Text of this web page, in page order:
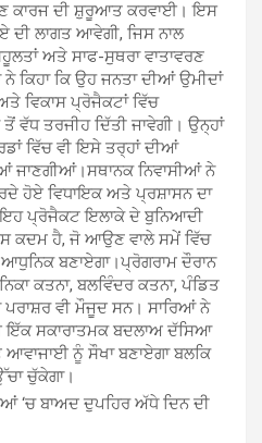
ਕਾਰਜ ਦੀ ਸ਼ੁਰੂਆਤ ਕਰਵਾਈ। ਇਸ
ਦੀ ਲਾਗਤ ਆਵੇਗੀ, ਜਿਸ ਨਾਲ
ਅਤੇ ਸਾਫ-ਸੁਥਰਾ ਵਾਤਾਵਰਣ
ਕਿਹਾ ਕਿ ਉਹ ਜਨਤਾ ਦੀਆਂ ਉਮੀਦਾਂ
ਵਿਕਾਸ ਪ੍ਰੋਜੈਕਟਾਂ ਵਿੱਚ
ਵੱਧ ਤਰਜੀਹ ਦਿੱਤੀ ਜਾਵੇਗੀ। ਉਨ੍ਹਾਂ
ਵਿੱਚ ਵੀ ਇਸੇ ਤਰ੍ਹਾਂ ਦੀਆਂ
ਜਾਣਗੀਆਂ।ਸਥਾਨਕ ਨਿਵਾਸੀਆਂ ਨੇ
ਹੋਏ ਵਿਧਾਇਕ ਅਤੇ ਪ੍ਰਸ਼ਾਸਨ ਦਾ
ਇਹ ਪ੍ਰੋਜੈਕਟ ਇਲਾਕੇ ਦੇ ਬੁਨਿਆਦੀ
ਕਦਮ ਹੈ, ਜੋ ਆਉਣ ਵਾਲੇ ਸਮੇਂ ਵਿੱਚ
ਬਣਾਏਗਾ।ਪ੍ਰੋਗਰਾਮ ਦੌਰਾਨ
ਕਤਨਾ, ਬਲਵਿੰਦਰ ਕਤਨਾ, ਪੰਡਿਤ
ਪਰਾਸ਼ਰ ਵੀ ਮੌਜੂਦ ਸਨ। ਸਾਰਿਆਂ ਨੇ
ਸਕਾਰਾਤਮਕ ਬਦਲਾਅ ਦੱਸਿਆ
ਨੂੰ ਸੌਖਾ ਬਣਾਏਗਾ ਬਲਕਿ
ਚੁੱਕੇਗਾ।
‘ਚ ਬਾਅਦ ਦੁਪਹਿਰ ਅੱਧੇ ਦਿਨ ਦੀ